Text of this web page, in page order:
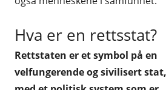
RØDT
RETTSSTAT
STORTINGET
Hva er en rettsstat?
Rettstaten er et symbol på en
velfungerende og sivilisert stat,